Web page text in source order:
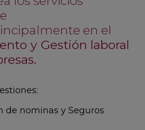
en el
y Gestión laboral
de nominas y Seguros